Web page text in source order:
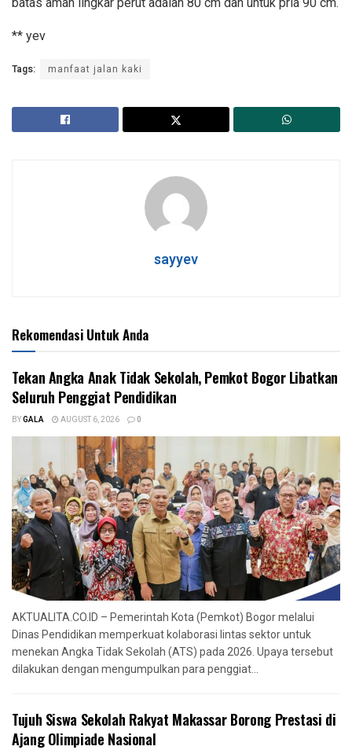
** yev
Tags: manfaat jalan kaki
sayyev
Rekomendasi Untuk Anda
Tekan Angka Anak Tidak Sekolah, Pemkot Bogor Libatkan
Seluruh Penggiat Pendidikan
BYGALA AUGUST 6, 2026 0
AKTUALITA.CO.ID – Pemerintah Kota (Pemkot) Bogor melalui
Dinas Pendidikan memperkuat kolaborasi lintas sektor untuk
menekan Angka Tidak Sekolah (ATS) pada 2026. Upaya tersebut
dilakukan dengan mengumpulkan para penggiat...
Tujuh Siswa Sekolah Rakyat Makassar Borong Prestasi di
Ajang Olimpiade Nasional